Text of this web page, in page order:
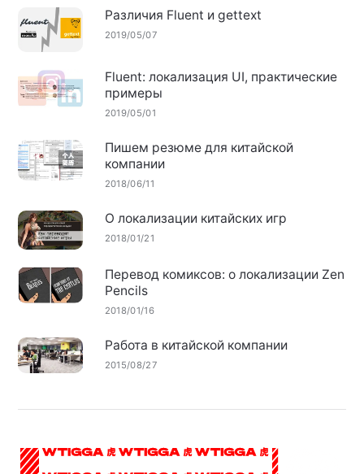
Различия Fluent и gettext
2019/05/07
Fluent: локализация UI, практические
примеры
2019/05/01
Пишем резюме для китайской
компании
2018/06/11
О локализации китайских игр
2018/01/21
Перевод комиксов: о локализации Zen
Pencils
2018/01/16
Работа в китайской компании
2015/08/27